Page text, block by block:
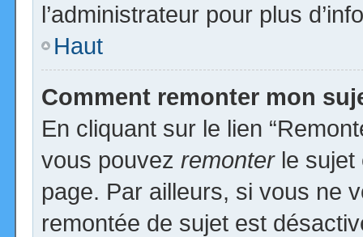
l’administrateur pour plus
Haut
Comment remonter mon
En cliquant sur le lien
vous pouvez remonterle sujet
page. Par ailleurs, si vous ne
remontée de sujet est